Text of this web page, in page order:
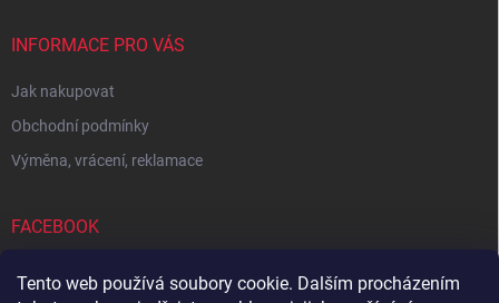
Tento web používá soubory cookie. Dalším procházením
INFORMACE PRO VÁS
Jak nakupovat
Obchodní podmínky
Výměna, vrácení, reklamace
FACEBOOK